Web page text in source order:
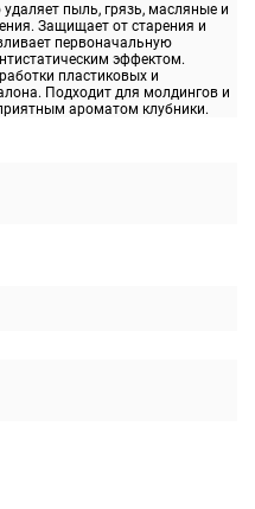
пыль, грязь, масляные и
Защищает от старения и
первоначальную
эффектом.
пластиковых и
Подходит для молдингов и
ароматом клубники.